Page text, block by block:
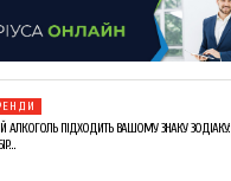
АЛКОГОЛЬ ПІДХОДИТЬ ВАШОМУ ЗНАКУ ЗОДІАКУ: